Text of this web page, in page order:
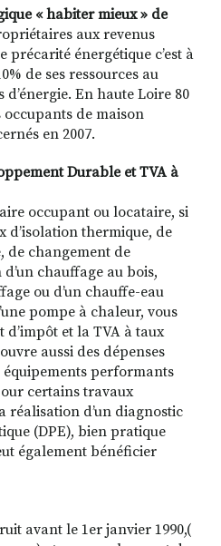
« habiter mieux » de
aux revenus
précarité énergétique c’est à
de ses ressources au
En haute Loire 80
de maison
en 2007.
Durable et TVA à
occupant ou locataire, si
d’isolation thermique, de
de changement de
chauffage au bois,
ou d’un chauffe-eau
pompe à chaleur, vous
et la TVA à taux
aussi des dépenses
équipements performants
certains travaux
réalisation d’un diagnostic
(DPE), bien pratique
également bénéficier
avant le 1er janvier 1990,(